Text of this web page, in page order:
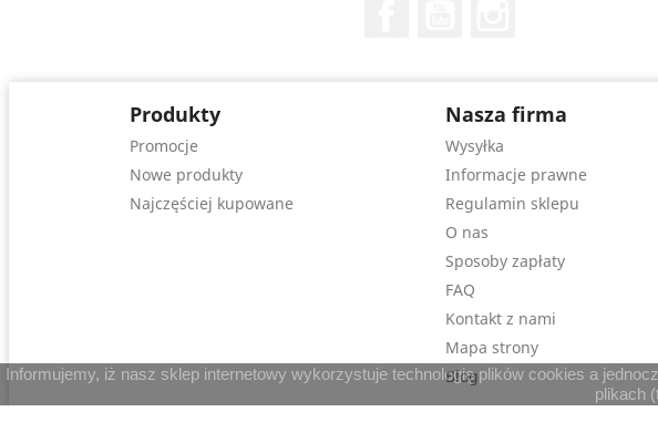
Produkty
Promocje
Nowe produkty
Najczęściej kupowane
Nasza firma
Wysyłka
Informacje prawne
Regulamin sklepu
O nas
Sposoby zapłaty
FAQ
Kontakt z nami
Mapa strony
Blog
Informujemy, iż nasz sklep internetowy wykorzystuje technologię plików cookies a
plikach